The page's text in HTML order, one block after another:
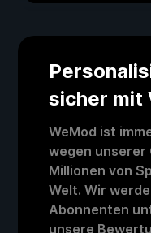
sicher mit
WeMod ist
wegen unserer
Millionen von
Welt. Wir
Abonnenten
unsere